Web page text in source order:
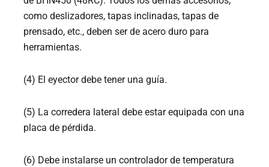
como deslizadores, tapas inclinadas, tapas de
prensado, etc., deben ser de acero duro para
herramientas.
(4) El eyector debe tener una guía.
(5) La corredera lateral debe estar equipada con una
placa de pérdida.
(6) Debe instalarse un controlador de temperatura